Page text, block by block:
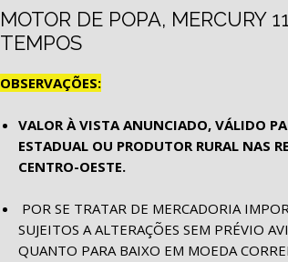
MOTOR DE POPA, MERCURY
TEMPOS
OBSERVAÇÕES:
VALOR À VISTA ANUNCIADO, VÁLIDO
ESTADUAL OU PRODUTOR RURAL NAS
CENTRO-OESTE.
POR SE TRATAR DE MERCADORIA
SUJEITOS A ALTERAÇÕES SEM PRÉVIO
QUANTO PARA BAIXO EM MOEDA